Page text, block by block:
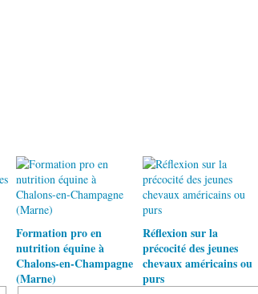
Formation pro en
nutrition équine à
Chalons-en-Champagne
(Marne)
Réflexion sur la
précocité des jeunes
chevaux américains ou
purs